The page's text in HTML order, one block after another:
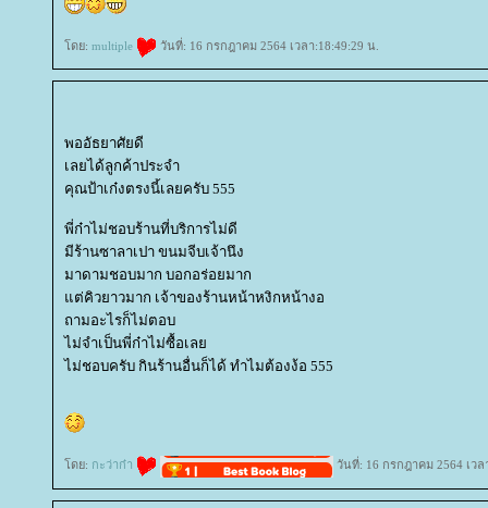
ดย: multiple วันที่: 16 กรกฎาคม 2564 เวลา:18:49:29 น.
พออัธยาศัยดี
เลยได้ลูกค้าประจำ
คุณป้าเก๋งตรงนี้เลยครับ 555
พี่ก๋าไม่ชอบร้านที่บริการไม่ดี
มีร้านซาลาเปา ขนมจีบเจ้านึง
มาดามชอบมาก บอกอร่อยมาก
ต่คิวยาวมาก เจ้าของร้านหน้าหงิกหน้างอ
ถามอะไรก็ไม่ตอบ
ไม่จำเป็นพี่ก๋าไม่ซื้อเล
ไม่ชอบครับ กินร้านอื่นก็ได้ ทำไมต้องง้อ 555
ดย: กะว่าก๋า วันที่: 16 กรกฎาคม 2564 เวล